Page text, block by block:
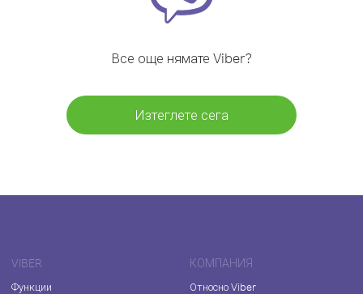
Все още нямате Viber?
Изтеглете сега
VIBER
Функции
КОМПАНИЯ
Относно Viber